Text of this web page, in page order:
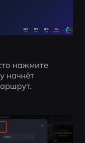
нажмите
начнёт